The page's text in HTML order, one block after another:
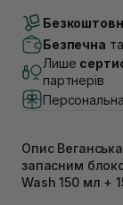
В
В
(Duck’s
В
В
В
Безпечна
Лише
партнерів
Персональна
Опис Веганська
запасним
Wash 150 мл +